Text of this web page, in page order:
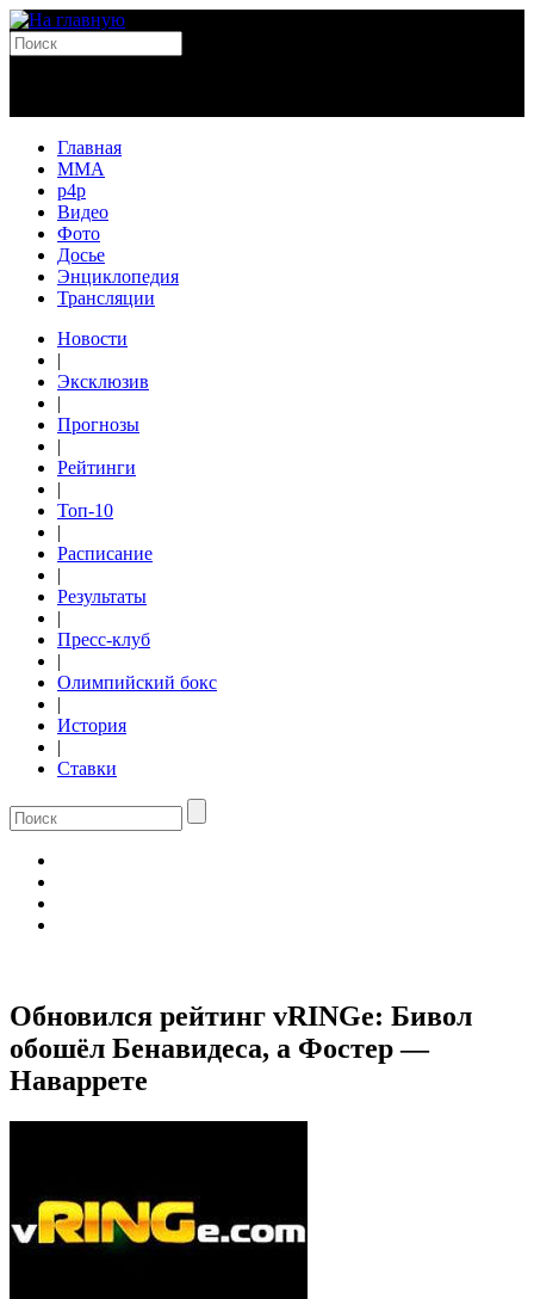
Главная
MMA
p4p
Видео
Фото
Досье
Энциклопедия
Трансляции
Новости
|
Эксклюзив
|
Прогнозы
|
Рейтинги
|
Топ-10
|
Расписание
|
Результаты
|
Пресс-клуб
|
Олимпийский бокс
|
История
|
Ставки
Обновился рейтинг vRINGe: Бивол
обошёл Бенавидеса, а Фостер —
Наваррете